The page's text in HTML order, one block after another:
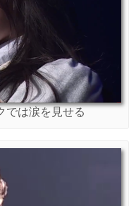
では涙を見せる